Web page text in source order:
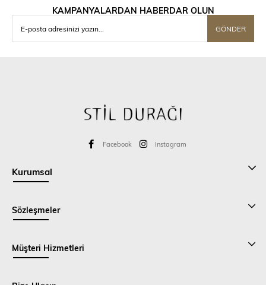
KAMPANYALARDAN HABERDAR OLUN
GÖNDER
Facebook Instagram
Kurumsal
Sözleşmeler
Müşteri Hizmetleri